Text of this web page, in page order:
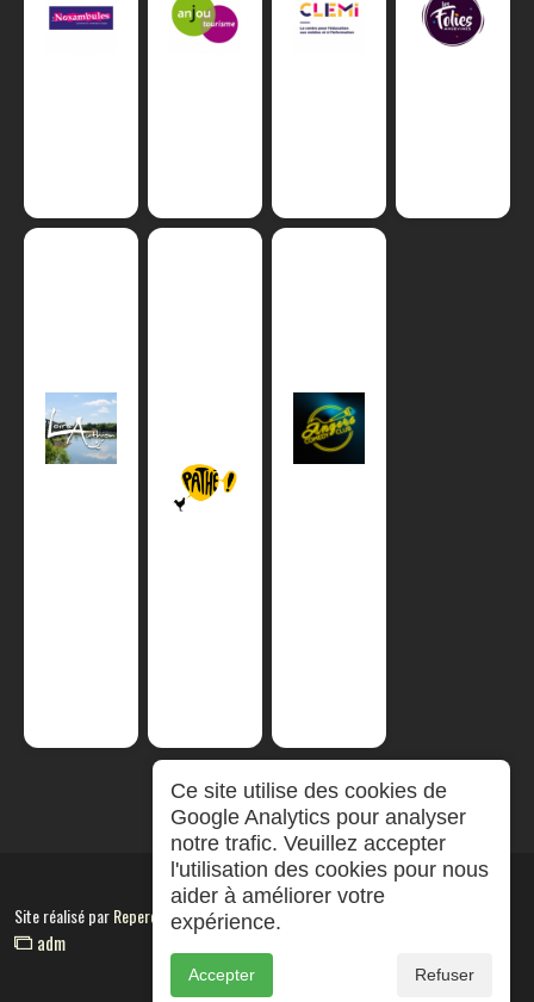
Site réalisé parRepereCom
adm
Ce site utilise des cookies de
Google Analytics pour analyser
notre trafic. Veuillez accepter
l'utilisation des cookies pour nous
aider à améliorer votre
expérience.
Accepter Refuser